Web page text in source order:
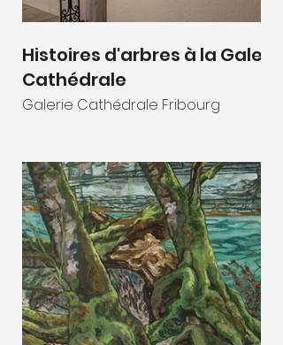
Histoires d'arbres à la Galerie
Cathédrale
Galerie Cathédrale Fribourg